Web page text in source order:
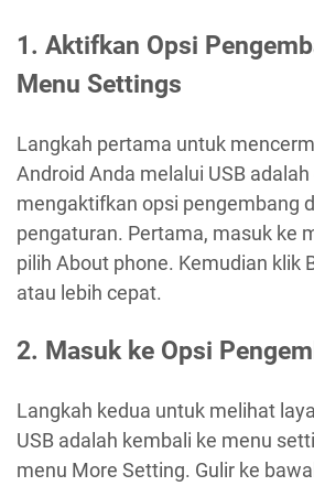
1. Aktifkan Opsi
Menu Settings
Langkah pertama untuk
Android Anda melalui USB
mengaktifkan opsi pengembang
pengaturan. Pertama, masuk ke
pilih About phone. Kemudian klik
atau lebih cepat.
2. Masuk ke Opsi
Langkah kedua untuk melihat
USB adalah kembali ke menu
menu More Setting. Gulir ke